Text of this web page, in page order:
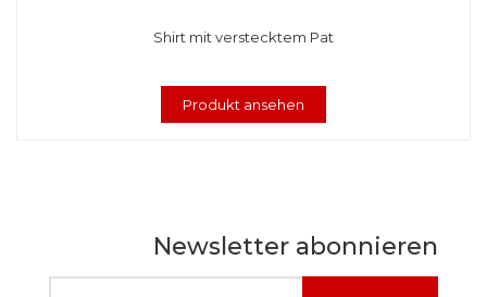
Shirt mit verstecktem Pat
Produkt ansehen
Newsletter abonnieren